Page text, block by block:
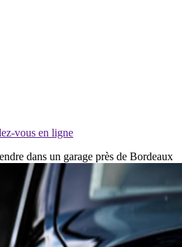
vous en ligne
dans un garage près de Bordeaux